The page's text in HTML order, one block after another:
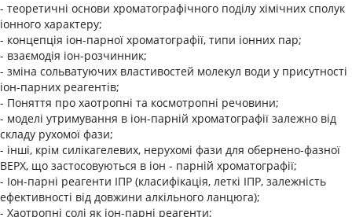
- теоретичні основи хроматографічного поділу хімічних сполук
іонного характеру;
- концепція іон-парної хроматографії, типи іонних пар;
- взаємодія іон-розчинник;
- зміна сольватуючих властивостей молекул води у присутності
іон-парних реагентів;
- Поняття про хаотропні та космотропні речовини;
- моделі утримування в іон-парній хроматографії залежно від
складу рухомої фази;
- інші, крім силікагелевих, нерухомі фази для обернено-фазної
ВЕРХ, що застосовуються в іон - парній хроматографії;
- Іон-парні реагенти ІПР (класифікація, леткі ІПР, залежність
ефективності від довжини алкільного ланцюга);
- Хаотропні солі як іон-парні реагенти;